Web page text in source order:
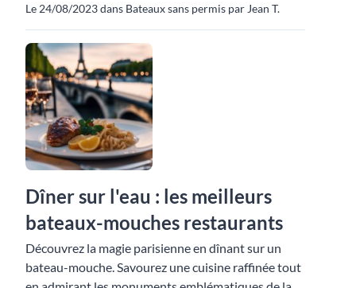
Le 24/08/2023 dans Bateaux sans permis par Jean T.
Dîner sur l'eau : les meilleurs
bateaux-mouches restaurants
Découvrez la magie parisienne en dînant sur un
bateau-mouche. Savourez une cuisine raffinée tout